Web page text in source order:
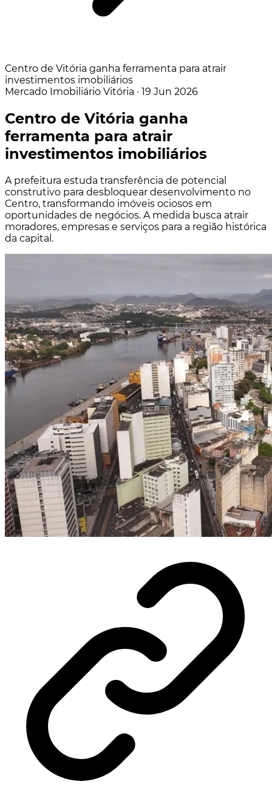
Centro de Vitória ganha ferramenta para atrair
investimentos imobiliários
Mercado Imobiliário Vitória · 19 Jun 2026
Centro de Vitória ganha
ferramenta para atrair
investimentos imobiliários
A prefeitura estuda transferência de potencial
construtivo para desbloquear desenvolvimento no
Centro, transformando imóveis ociosos em
oportunidades de negócios. A medida busca atrair
moradores, empresas e serviços para a região histórica
da capital.